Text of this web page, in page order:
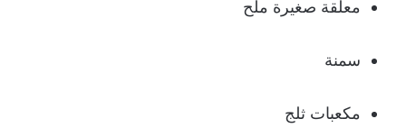
معلقة صغيرة ملح
سمنة
مكعبات ثلج